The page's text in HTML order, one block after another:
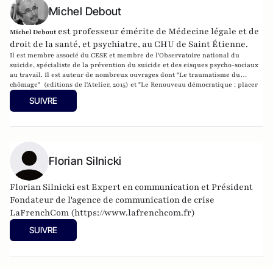
Michel Debout
Michel Debout est professeur émérite de Médecine légale et de
droit de la santé, et psychiatre, au CHU de Saint Étienne.
Il est membre associé du CESE et membre de l'Observatoire national du
suicide, spécialiste de la prévention du suicide et des eisques psycho-sociaux
au travail. Il est auteur de nombreux ouvrages dont "Le traumatisme du
chômage" (editions de l'Atelier, 2015) et "Le Renouveau démocratique : placer
la santé au cœur du projet politique" (éditions de l'Atelier, août 2018).
SUIVRE
Florian Silnicki
Florian Silnicki est Expert en communication et Président
Fondateur de l'agence de communication de crise
LaFrenchCom (https://www.lafrenchcom.fr)
SUIVRE